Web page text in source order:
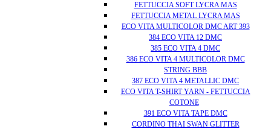
FETTUCCIA SOFT LYCRA MAS
FETTUCCIA METAL LYCRA MAS
ECO VITA MULTICOLOR DMC ART 393
384 ECO VITA 12 DMC
385 ECO VITA 4 DMC
386 ECO VITA 4 MULTICOLOR DMC
STRING BBB
387 ECO VITA 4 METALLIC DMC
ECO VITA T-SHIRT YARN - FETTUCCIA
COTONE
391 ECO VITA TAPE DMC
CORDINO THAI SWAN GLITTER